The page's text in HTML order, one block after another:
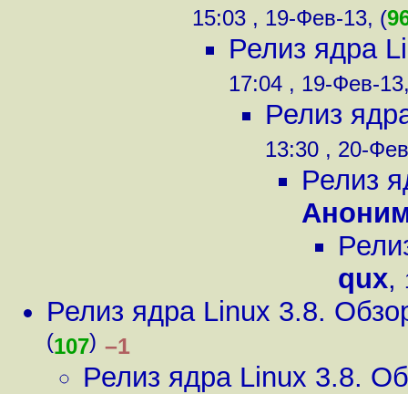
15:03 , 19-Фев-13, (
Релиз ядра
17:04 , 19-Фев-
Релиз
13:30 , 20-
Релиз
qux,
Релиз ядра Linux 3.8.
(107) –1
Релиз ядра Linux 3.8.